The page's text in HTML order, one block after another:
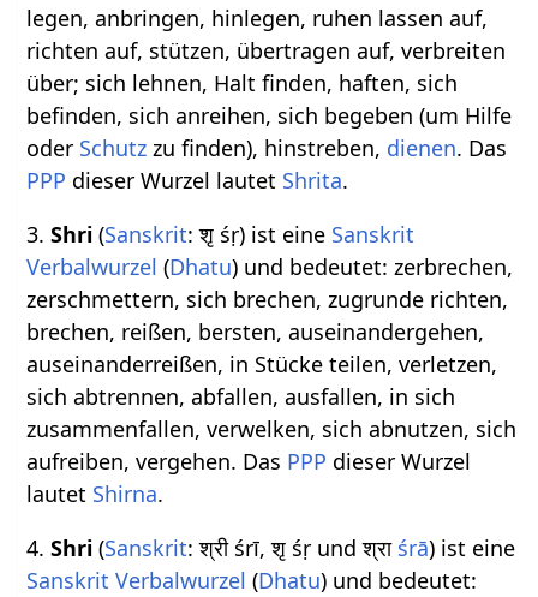
legen, anbringen, hinlegen, ruhen lassen auf,
richten auf, stützen, übertragen auf, verbreiten
über; sich lehnen, Halt finden, haften, sich
befinden, sich anreihen, sich begeben (um Hilfe
oder Schutz zu finden), hinstreben, dienen. Das
PPP dieser Wurzel lautet Shrita.
3.Shri (Sanskrit: शृ śṛ) ist eine Sanskrit
Verbalwurzel (Dhatu) und bedeutet: zerbrechen,
zerschmettern, sich brechen, zugrunde richten,
brechen, reißen, bersten, auseinandergehen,
auseinanderreißen, in Stücke teilen, verletzen,
sich abtrennen, abfallen, ausfallen, in sich
zusammenfallen, verwelken, sich abnutzen, sich
aufreiben, vergehen. Das PPP dieser Wurzel
lautet Shirna.
4.Shri (Sanskrit: श्री śrī, शृ śṛ und श्रा śrā) ist eine
Sanskrit Verbalwurzel (Dhatu) und bedeutet: